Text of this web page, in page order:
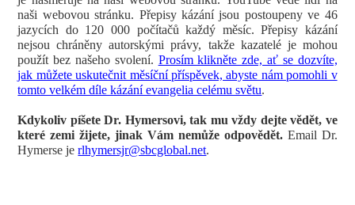
naši webovou stránku. Přepisy kázání jsou postoupeny ve 46
jazycích do 120 000 počítačů každý měsíc. Přepisy kázání
nejsou chráněny autorskými právy, takže kazatelé je mohou
použít bez našeho svolení. Prosím klikněte zde, ať se dozvíte,
jak můžete uskutečnit měsíční příspěvek, abyste nám pomohli v
tomto velkém díle kázání evangelia celému světu.
Kdykoliv píšete Dr. Hymersovi, tak mu vždy dejte vědět, ve
které zemi žijete, jinak Vám nemůže odpovědět.Email Dr.
Hymerse jerlhymersjr@sbcglobal.net.